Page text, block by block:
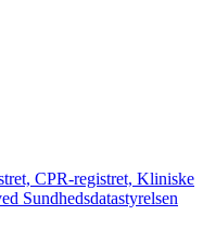
CPR-registret, Kliniske
Sundhedsdatastyrelsen